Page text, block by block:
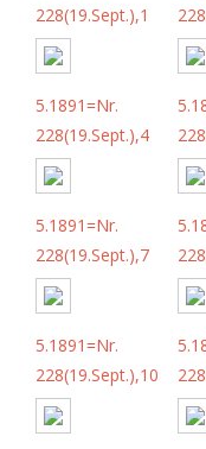
228(19.Sept.),1
5.1891=Nr.
228(19.Sept.),4
5.1891=Nr.
228(19.Sept.),7
5.1891=Nr.
228(19.Sept.),10